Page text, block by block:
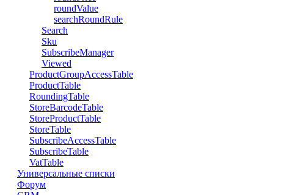
roundValue
searchRoundRule
Search
Sku
SubscribeManager
Viewed
ProductGroupAccessTable
ProductTable
RoundingTable
StoreBarcodeTable
StoreProductTable
StoreTable
SubscribeAccessTable
SubscribeTable
VatTable
Универсальные списки
Форум